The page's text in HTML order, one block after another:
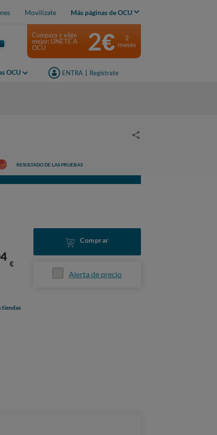
Movilízate Más páginas de OCU
OCU ENTRA Regístrate
Compara y elige
mejor: ÚNETE A
OCU
2€
2
meses
RESULTADO DE LAS PRUEBAS
€
Comprar
Alerta de precio
tiendas